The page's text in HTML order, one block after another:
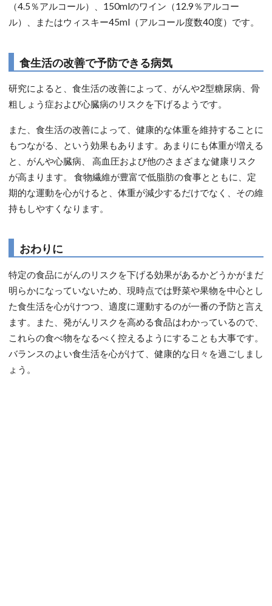
（4.5％アルコール）、150mlのワイン（12.9％アルコー
ル）、またはウィスキー45ml（アルコール度数40度）です。
食生活の改善で予防できる病気
研究によると、食生活の改善によって、がんや2型糖尿病、骨
粗しょう症および心臓病のリスクを下げるようです。
また、食生活の改善によって、健康的な体重を維持することに
もつながる、という効果もあります。あまりにも体重が増える
と、がんや心臓病、 高血圧および他のさまざまな健康リスク
が高まります。 食物繊維が豊富で低脂肪の食事とともに、定
期的な運動を心がけると、体重が減少するだけでなく、その維
持もしやすくなります。
おわりに
特定の食品にがんのリスクを下げる効果があるかどうかがまだ
明らかになっていないため、現時点では野菜や果物を中心とし
た食生活を心がけつつ、適度に運動するのが一番の予防と言え
ます。また、発がんリスクを高める食品はわかっているので、
これらの食べ物をなるべく控えるようにすることも大事です。
バランスのよい食生活を心がけて、健康的な日々を過ごしまし
ょう。